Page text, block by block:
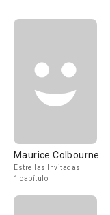
Maurice Colbourne
Estrellas Invitadas
1 capítulo